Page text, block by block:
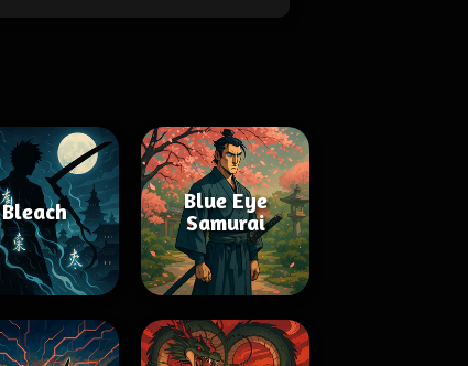
Bleach
Blue Eye
Samurai